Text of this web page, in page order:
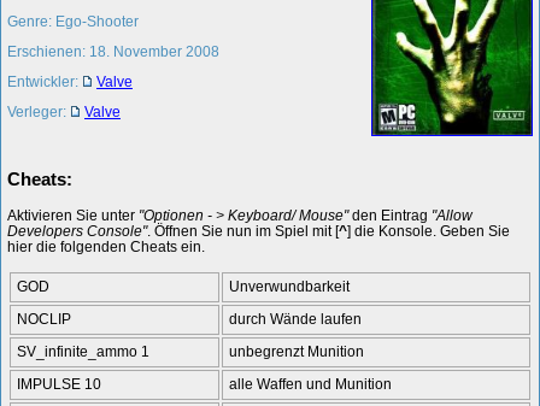
Genre: Ego-Shooter
Erschienen: 18. November 2008
Entwickler:
Valve
Verleger:
Valve
Cheats:
Aktivieren Sie unter "Optionen - > Keyboard/ Mouse"den Eintrag "Allow
Developers Console". Öffnen Sie nun im Spiel mit [^] die Konsole. Geben Sie
hier die folgenden Cheats ein.
GOD
Unverwundbarkeit
NOCLIP
durch Wände laufen
SV_infinite_ammo 1
unbegrenzt Munition
IMPULSE 10
alle Waffen und Munition